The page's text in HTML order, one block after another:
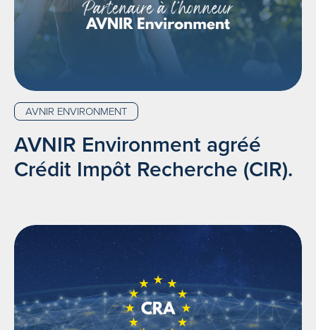
AVNIR ENVIRONMENT
AVNIR Environment agréé
Crédit Impôt Recherche (CIR).